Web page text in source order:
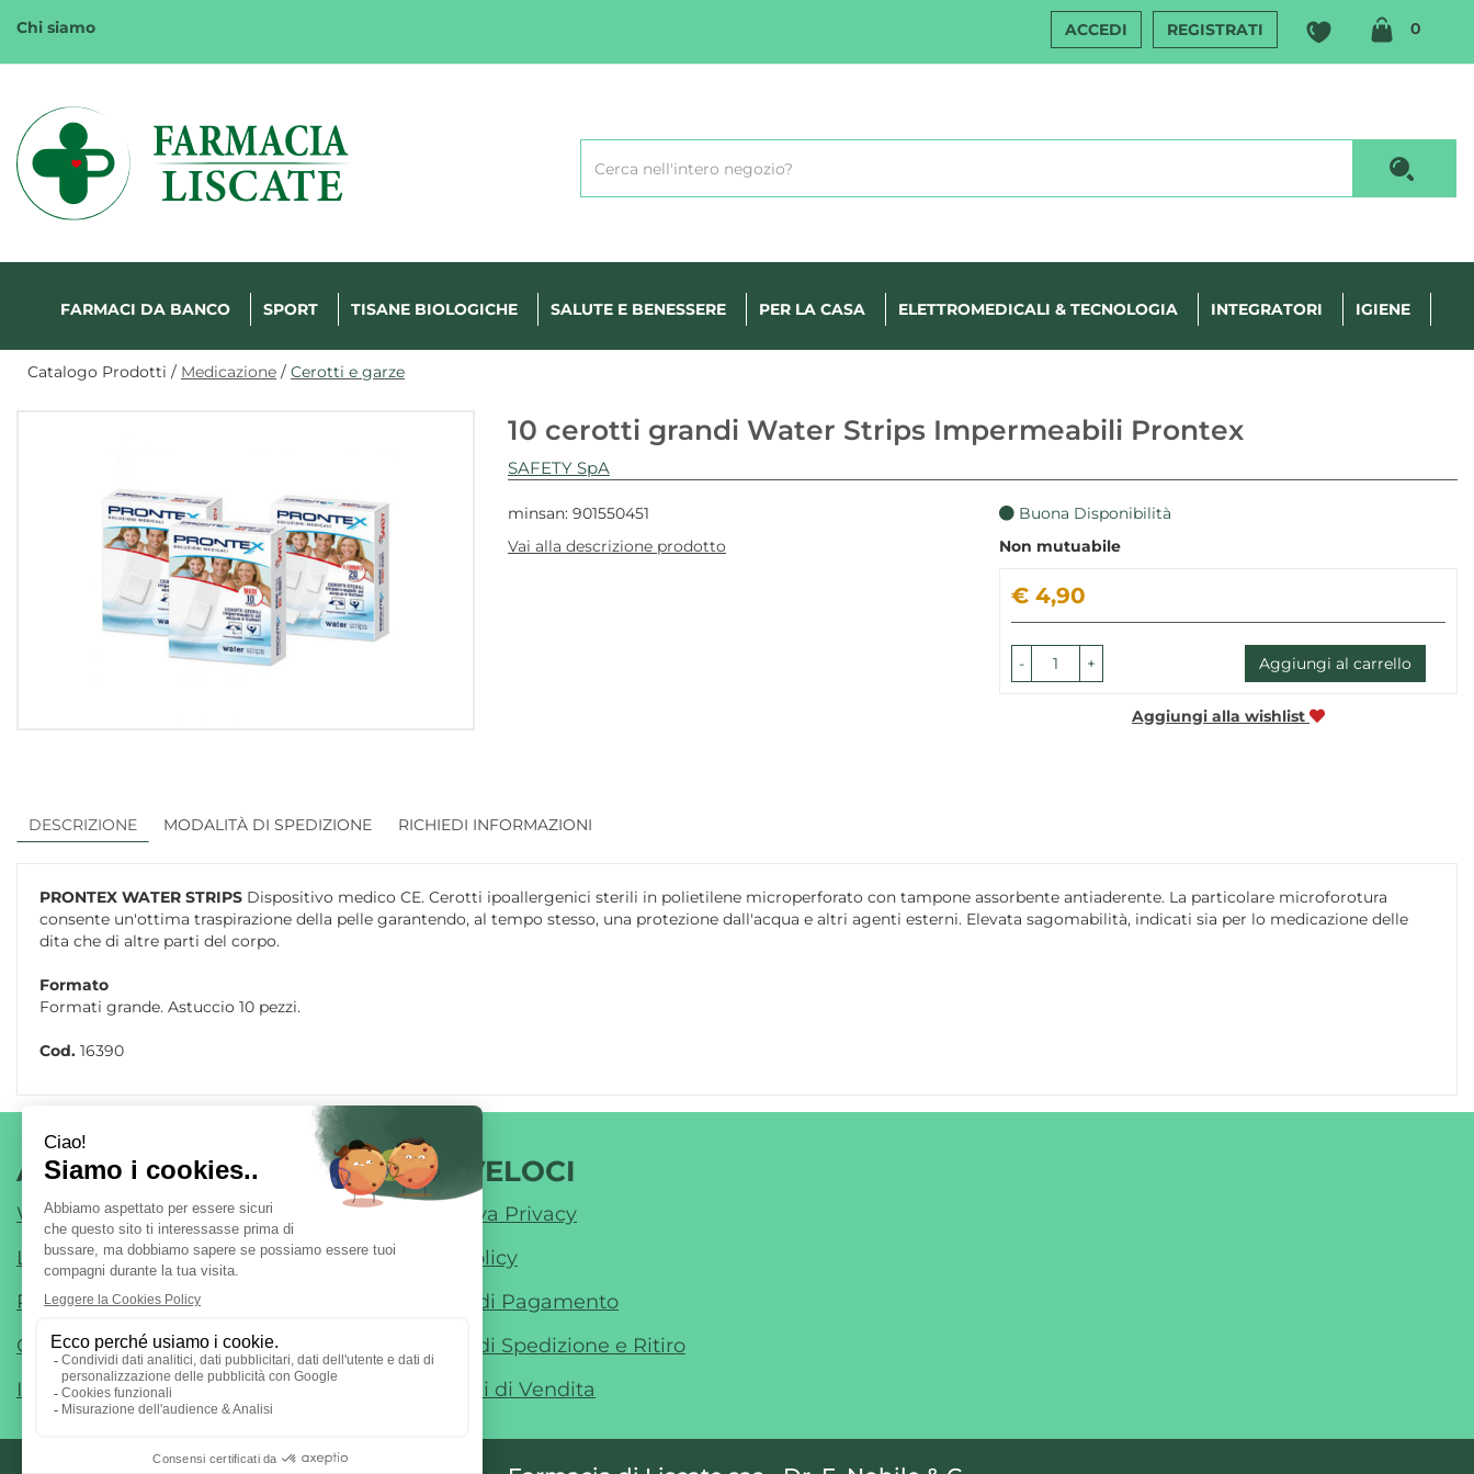
Chi siamo ACCEDI REGISTRATI 0
Margherita
FarmaWeb
Prodotto
FARMACI DA BANCO SPORT TISANE BIOLOGICHE SALUTE E BENESSERE PER LA CASA ELETTROMEDICALI & TECNOLOGIA INTEGRATORI IGIENE
Catalogo Prodotti / Medicazione / Cerotti e garze
10 cerotti grandi Water Strips Impermeabili Prontex
SAFETY SpA
minsan: 901550451
Vai alla descrizione prodotto
Buona Disponibilità
Non mutuabile
Prezzo
€ 4,90
- + Aggiungi al carrello
Aggiungi alla wishlist
DESCRIZIONE MODALITÀ DI SPEDIZIONE RICHIEDI INFORMAZIONI
PRONTEX WATER STRIPS Dispositivo medico CE. Cerotti ipoallergenici sterili in polietilene microperforato con tampone assorbente antiaderente. La particolare microforotura
consente un'ottima traspirazione della pelle garantendo, al tempo stesso, una protezione dall'acqua e altri agenti esterni. Elevata sagomabilità, indicati sia per lo medicazione delle
dita che di altre parti del corpo.
Formato
Formati grande. Astuccio 10 pezzi.
Cod. 16390
AREA UTENTE
Wishlist
Login
Registrati
Contatti
Iscrizione alla Newsletter
LINK VELOCI
Informativa Privacy
Cookie Policy
Modalità di Pagamento
Modalità di Spedizione e Ritiro
Condizioni di Vendita